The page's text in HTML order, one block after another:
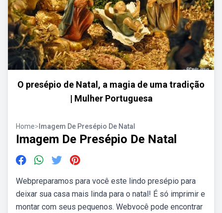
O presépio de Natal, a magia de uma tradição
| Mulher Portuguesa
Home> Imagem De Presépio De Natal
Imagem De Presépio De Natal
Webpreparamos para você este lindo presépio para
deixar sua casa mais linda para o natal! É só imprimir e
montar com seus pequenos. Webvocê pode encontrar